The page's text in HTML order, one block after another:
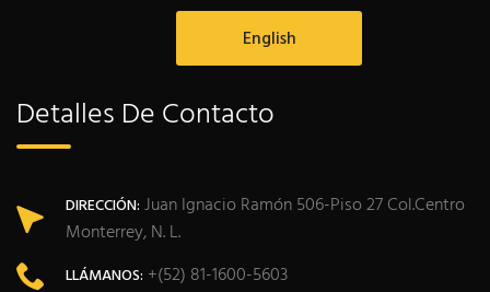
English
Detalles De Contacto
DIRECCIÓN: Juan Ignacio Ramón 506-Piso 27 Col.Centro
Monterrey, N. L.
LLÁMANOS: +(52) 81-1600-5603